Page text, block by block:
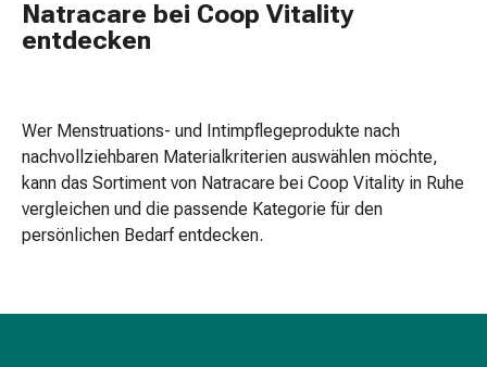
Seifen
Schwämme
Fusspflege
Basislacke
&
Überlacke
Bimssteine
Fussbad
Natracare bei Coop Vitality
entdecken
Wer Menstruations- und Intimpflegeprodukte nach
nachvollziehbaren Materialkriterien auswählen möchte,
kann das Sortiment von Natracare bei Coop Vitality in Ruhe
vergleichen und die passende Kategorie für den
persönlichen Bedarf entdecken.